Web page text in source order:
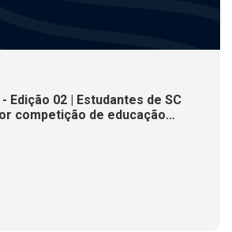
- Edição 02 | Estudantes de SC
competição de educação
(7)